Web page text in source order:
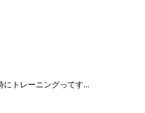
にトレーニングってす...